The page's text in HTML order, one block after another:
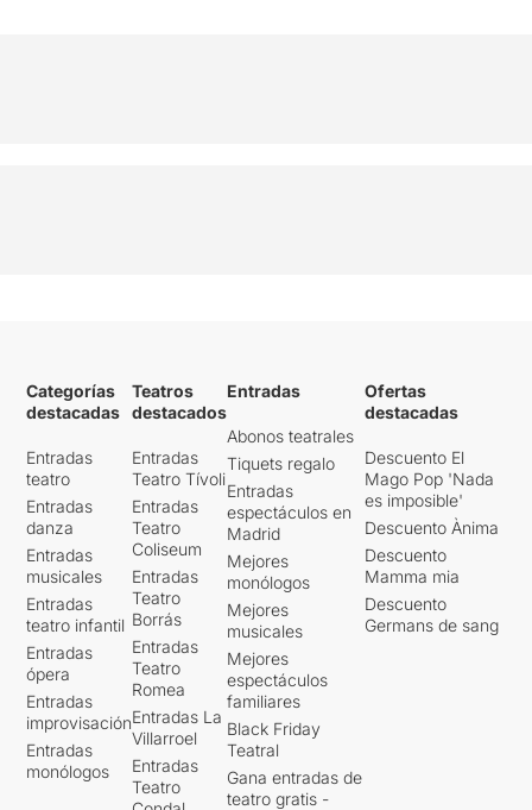
Categorías
destacadas
Entradas
teatro
Entradas
danza
Entradas
musicales
Entradas
teatro infantil
Entradas
ópera
Entradas
improvisación
Entradas
monólogos
Teatros
destacados
Entradas
Teatro Tívoli
Entradas
Teatro
Coliseum
Entradas
Teatro
Borrás
Entradas
Teatro
Romea
Entradas La
Villarroel
Entradas
Teatro
Entradas
Abonos teatrales
Tiquets regalo
Entradas
espectáculos en
Madrid
Mejores
monólogos
Mejores
musicales
Mejores
espectáculos
familiares
Black Friday
Teatral
Gana entradas de
teatro gratis -
Ofertas
destacadas
Descuento El
Mago Pop 'Nada
es imposible'
Descuento Ànima
Descuento
Mamma mia
Descuento
Germans de sang